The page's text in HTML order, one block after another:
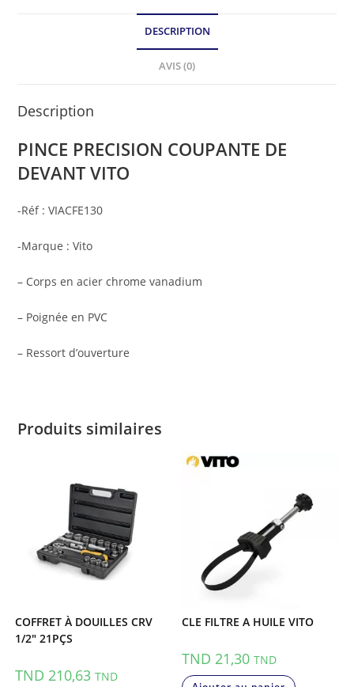
DESCRIPTION
AVIS (0)
Description
PINCE PRECISION COUPANTE DE
DEVANT VITO
-Réf : VIACFE130
-Marque : Vito
– Corps en acier chrome vanadium
– Poignée en PVC
– Ressort d’ouverture
Produits similaires
COFFRET À DOUILLES CRV
1/2″ 21PÇS
TND 210,63 TND
CLE FILTRE A HUILE VITO
TND 21,30 TND